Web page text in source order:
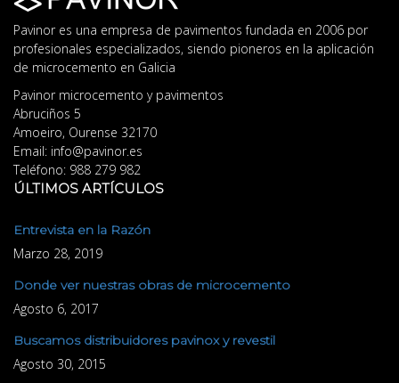
Pavinor es una empresa de pavimentos fundada en 2006 por
profesionales especializados, siendo pioneros en la aplicación
de microcemento en Galicia
Pavinor microcemento y pavimentos
Abruciños 5
Amoeiro, Ourense 32170
Email: info@pavinor.es
Teléfono: 988 279 982
ÚLTIMOS ARTÍCULOS
Entrevista en la Razón
Marzo 28, 2019
Donde ver nuestras obras de microcemento
Agosto 6, 2017
Buscamos distribuidores pavinox y revestil
Agosto 30, 2015